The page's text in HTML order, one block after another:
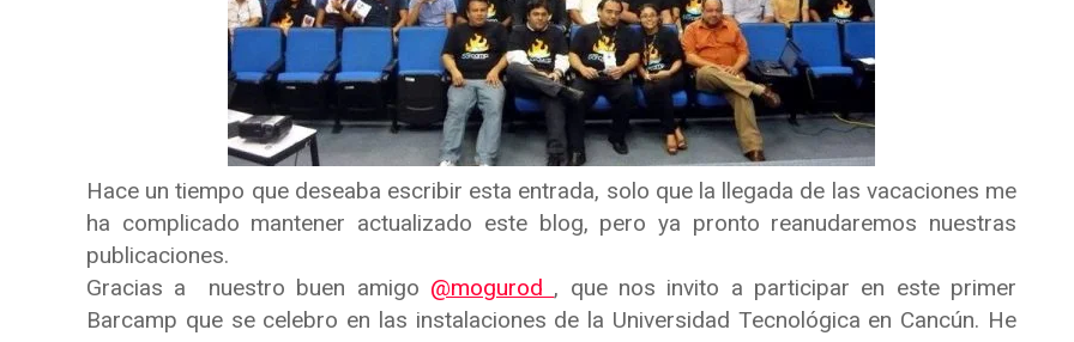
Hace un tiempo que deseaba escribir esta entrada, solo que la llegada de las vacaciones me
ha complicado mantener actualizado este blog, pero ya pronto reanudaremos nuestras
publicaciones.
Gracias a nuestro buen amigo @mogurod , que nos invito a participar en este primer
Barcamp que se celebro en las instalaciones de la Universidad Tecnológica en Cancún. He